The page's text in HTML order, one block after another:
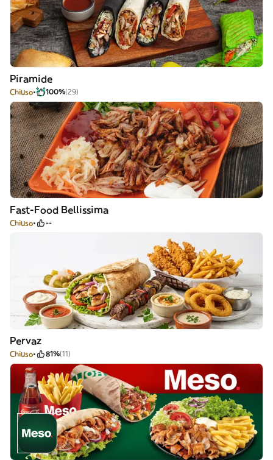
Piramide
Chiuso 100%(29)
Fast-Food Bellissima
Chiuso --
Pervaz
Chiuso 81%(11)